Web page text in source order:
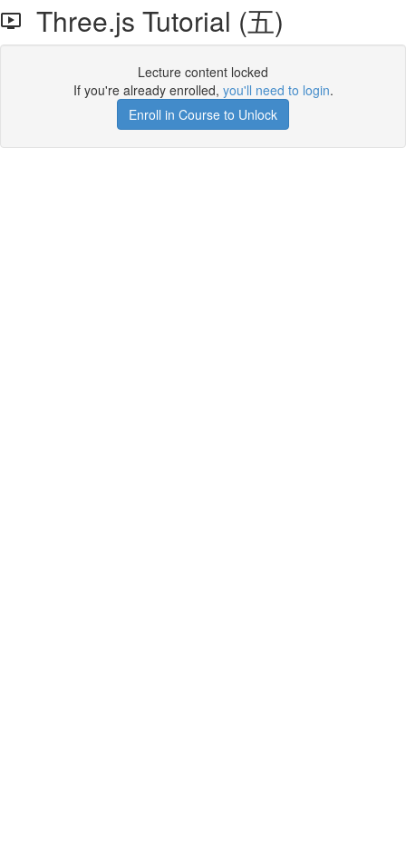
Three.js Tutorial (五)
Lecture content locked
If you're already enrolled, you'll need to login.
Enroll in Course to Unlock